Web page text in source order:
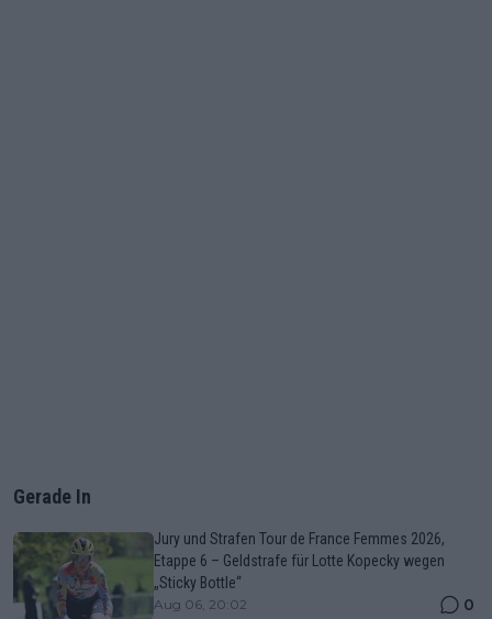
Gerade In
Jury und Strafen Tour de France Femmes 2026,
Etappe 6 – Geldstrafe für Lotte Kopecky wegen
„Sticky Bottle“
Aug 06, 20:02 0